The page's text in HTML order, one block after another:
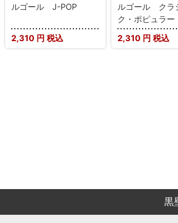
ルゴール J-POP
2,310 円 税込
ルゴール クラ
ク・ポピュラー
2,310 円 税込
黒